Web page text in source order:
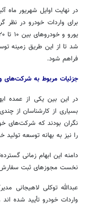
در نهایت اوایل شهریور ماه
شد تا از این طریق زمینه
فراهم شود.
جزئیات مربوط به شرکت‌های
در این بین یکی از عمده
بسیاری از کارشناسان از
نگران بودند که شرکت‌های
را نیز به بهانه توسعه
دامنه این ابهام زمانی
نخست مجوزهای ثبت سفارش
عبدالله توکلی لاهیجانی
واردات خودرو تأیید شده اند